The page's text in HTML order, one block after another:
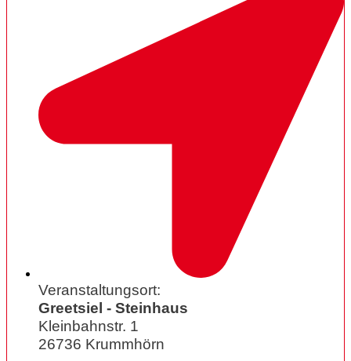
Veranstaltungsort:
Greetsiel - Steinhaus
Kleinbahnstr. 1
26736 Krummhörn